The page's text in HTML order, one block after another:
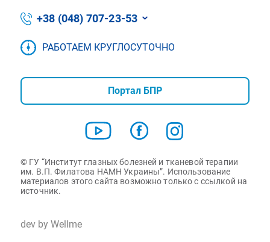
+38 (048) 707-23-53
РАБОТАЕМ КРУГЛОСУТОЧНО
Портал БПР
© ГУ “Институт глазных болезней и тканевой терапии
им. В.П. Филатова НАМН Украины”. Использование
материалов этого сайта возможно только с ссылкой на
источник.
dev by Wellme